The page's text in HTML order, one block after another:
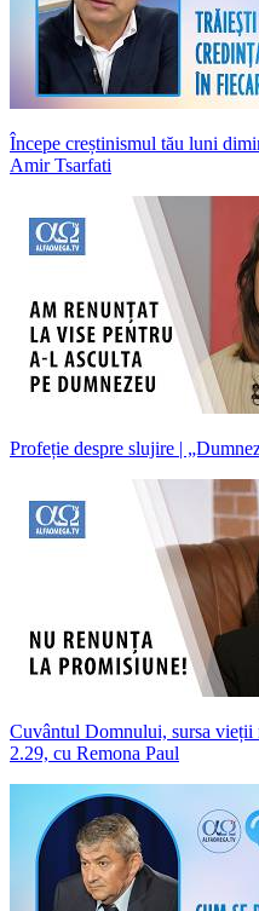
Începe creștinismul tău luni
Amir Tsarfati
Profeție despre slujire |
Cuvântul Domnului, sursa vieții
2.29, cu Remona Paul